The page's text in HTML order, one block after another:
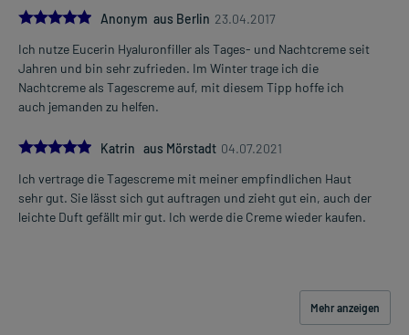
5.0Anonym aus Berlin 23.04.2017
Ich nutze Eucerin Hyaluronfiller als Tages- und Nachtcreme seit
Jahren und bin sehr zufrieden. Im Winter trage ich die
Nachtcreme als Tagescreme auf, mit diesem Tipp hoffe ich
auch jemanden zu helfen.
5.0
Katrin aus Mörstadt 04.07.2021
Ich vertrage die Tagescreme mit meiner empfindlichen Haut
sehr gut. Sie lässt sich gut auftragen und zieht gut ein, auch der
leichte Duft gefällt mir gut. Ich werde die Creme wieder kaufen.
Mehr anzeigen